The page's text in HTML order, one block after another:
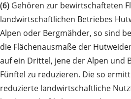
(6) Gehören zur bewirtschafteten
landwirtschaftlichen Betriebes
Alpen oder Bergmähder, so sind
die Flächenausmaße der
auf ein Drittel, jene der Alpen und
Fünftel zu reduzieren. Die so
reduzierte landwirtschaftliche